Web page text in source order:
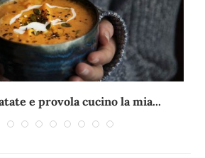
e provola cucino la mia...